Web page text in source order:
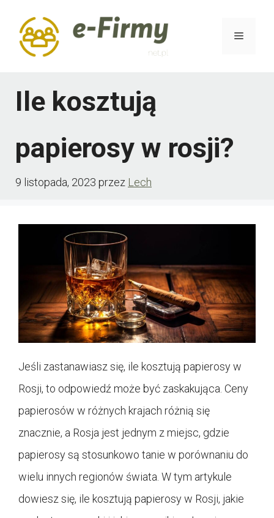
treści
Menu
Ile kosztują
papierosy w rosji?
9 listopada, 2023 przez Lech
Jeśli zastanawiasz się, ile kosztują papierosy w
Rosji, to odpowiedź może być zaskakująca. Ceny
papierosów w różnych krajach różnią się
znacznie, a Rosja jest jednym z miejsc, gdzie
papierosy są stosunkowo tanie w porównaniu do
wielu innych regionów świata. W tym artykule
dowiesz się, ile kosztują papierosy w Rosji, jakie